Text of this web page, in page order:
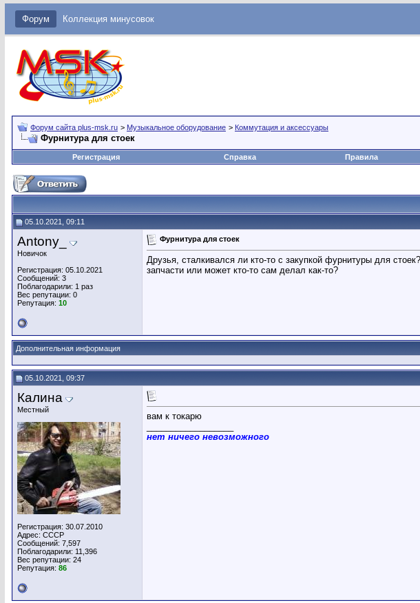
Форум Коллекция минусовок
Форум сайта plus-msk.ru > Музыкальное оборудование > Коммутация и аксессуары
Фурнитура для стоек
Регистрация
Справка Правила
05.10.2021, 09:11
Antony_
Новичок
Регистрация: 05.10.2021
Сообщений: 3
Поблагодарили: 1 раз
Вес репутации: 0
Репутация: 10
Фурнитура для стоек
Друзья, сталкивался ли кто-то с закупкой фурнитуры для
запчасти или может кто-то сам делал как-то?
Дополнительная информация
05.10.2021, 09:37
Калина
Местный
Регистрация: 30.07.2010
Адрес: СССР
Сообщений: 7,597
Поблагодарили: 11,396
Вес репутации: 24
Репутация: 86
вам к токарю
нет ничего невозможного